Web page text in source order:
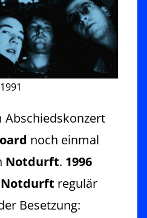
Abschiedskonzert
noch einmal
Notdurft. 1996
Notdurft regulär
Besetzung: